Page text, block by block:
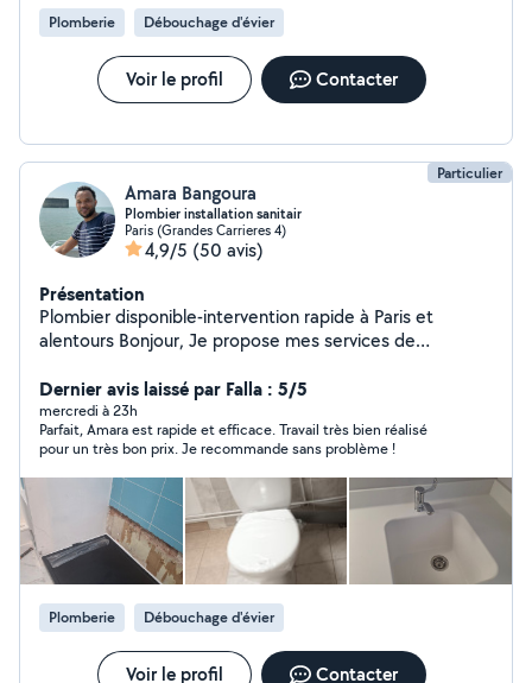
Plomberie Débouchage d'évier
Voir le profil Contacter
Particulier
Amara Bangoura
Plombier installation sanitair
Paris (Grandes Carrieres 4)
4,9/5 (50 avis)
Présentation
Plombier disponible-intervention rapide à Paris et
alentours Bonjour, Je propose mes services de
et réparation (fuite, robinet,wc etc.) . Petit travaux et
entretien Je suis basé à Paris et je me déplace
rapidement sur toute la ville et alentours Travail
sérieux,soigné confiance. N'hésite pas à me
contacter,je suis disponible pour répondre à vos
demandes et trouver une solution adaptée à vos
besoins. À bientôt Amara
Dernier avis laissé par Falla : 5/5
mercredi à 23h
Parfait, Amara est rapide et efficace. Travail très bien réalisé
pour un très bon prix. Je recommande sans problème !
Plomberie Débouchage d'évier
Voir le profil Contacter